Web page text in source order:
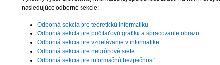
nasledujúce odborné sekcie:
Odborná sekcia pre teoretickú informatiku
Odborná sekcia pre počítačovú grafiku a spracovanie obrazu
Odborná sekcia pre vzdelávanie v informatike
Odborná sekcia pre neurónové siete
Odborná sekcia pre informačnú bezpečnosť